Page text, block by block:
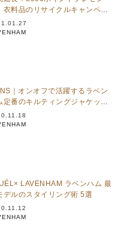
衣料品のリサイクルキャンペー
開催
｜オンオフで活躍するラベン
定番のキルティングジャケット3
LAVENHAM ラベンハム 最
デルのスタイリング術 5選